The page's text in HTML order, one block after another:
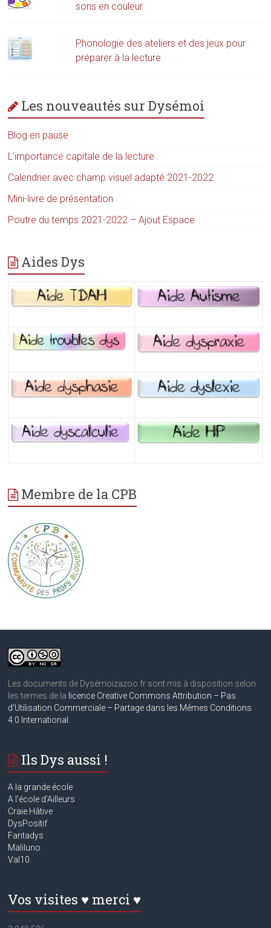
sons en couleur
Phonologie des ateliers et des jeux pour
préparer à la lecture
Les nouveautés sur Dysémoi
Blog en pause
L’importance capitale de la lecture
Calendrier avec champ visuel adapté 2021-2022
Mini-livre de présentation
Poutre du temps 2021-2022 – Ajout Espace
Aides Dys
Membre de la CPB
Les documents de Dysémoizazoo.fr sont mis à disposition selon
les termes de la licence Creative Commons Attribution – Pas
d’Utilisation Commerciale – Partage dans les Mêmes Conditions
4.0 International .
Ils Dys aussi !
A la grande école
A l’école d’Ailleurs
Craie Hâtive
DysPositif
Fantadys
Maliluno
Val10
Vos visites ♥ merci ♥